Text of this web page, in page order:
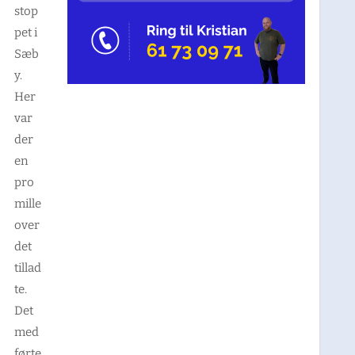
stop
pet i
Sæb
y.
Her
var
der
en
pro
mille
over
det
tillad
te.
Det
med